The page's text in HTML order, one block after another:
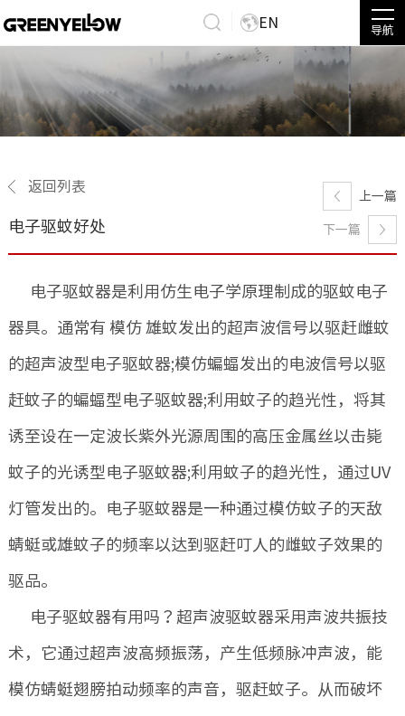
EN
导航
返回列表
电子驱蚊好处
上一篇
下一篇
电子驱蚊器是利用仿生电子学原理制成的驱蚊电子
器具。通常有 模仿 雄蚊发出的超声波信号以驱赶雌蚊
的超声波型电子驱蚊器;模仿蝙蝠发出的电波信号以驱
赶蚊子的蝙蝠型电子驱蚊器;利用蚊子的趋光性，将其
诱至设在一定波长紫外光源周围的高压金属丝以击毙
蚊子的光诱型电子驱蚊器;利用蚊子的趋光性，通过UV
灯管发出的。电子驱蚊器是一种通过模仿蚊子的天敌
蜻蜓或雄蚊子的频率以达到驱赶叮人的雌蚊子效果的
驱品。
电子驱蚊器有用吗？超声波驱蚊器采用声波共振技
术，它通过超声波高频振荡，产生低频脉冲声波，能
模仿蜻蜓翅膀拍动频率的声音，驱赶蚊子。从而破坏